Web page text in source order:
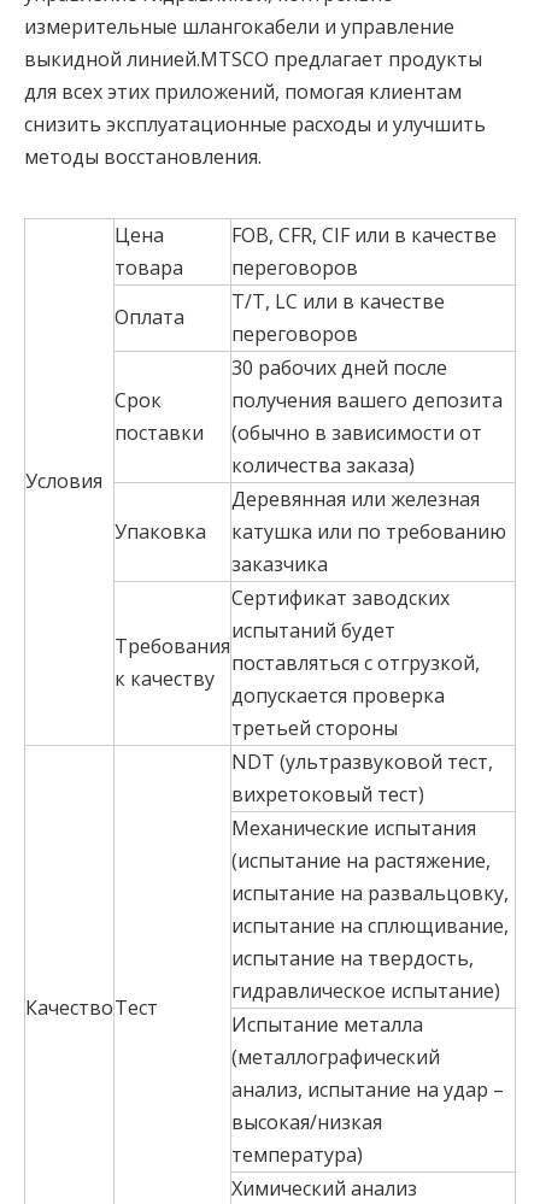
измерительные шлангокабели и управление
выкидной линией.MTSCO предлагает продукты
для всех этих приложений, помогая клиентам
снизить эксплуатационные расходы и улучшить
методы восстановления.
Условия
Цена
товара
FOB, CFR, CIF или в качестве
переговоров
Оплата
T/T, LC или в качестве
переговоров
Срок
поставки
30 рабочих дней после
получения вашего депозита
(обычно в зависимости от
количества заказа)
Упаковка
Деревянная или железная
катушка или по требованию
заказчика
Требования
к качеству
Сертификат заводских
испытаний будет
поставляться с отгрузкой,
допускается проверка
третьей стороны
КачествоТест
NDT (ультразвуковой тест,
вихретоковый тест)
Механические испытания
(испытание на растяжение,
испытание на развальцовку,
испытание на сплющивание,
испытание на твердость,
гидравлическое испытание)
Испытание металла
(металлографический
анализ, испытание на удар –
высокая/низкая
температура)
Химический анализ